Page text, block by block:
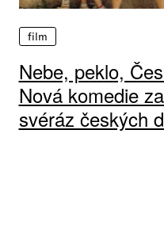
film
Nebe, peklo,
Nová komedie
svéráz českých